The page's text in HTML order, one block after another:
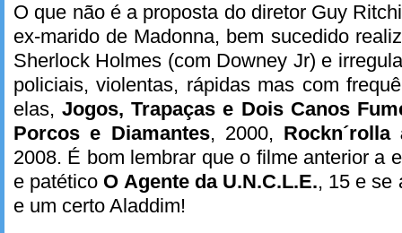
O que não é a proposta do diretor Guy
ex-marido de Madonna, bem sucedido
Sherlock Holmes (com Downey Jr) e
policiais, violentas, rápidas mas com
elas,Jogos, Trapaças e Dois Canos
Porcos e Diamantes, 2000,
2008. É bom lembrar que o filme anterior a
e patético O Agente da U.N.C.L.E., 15 e se
e um certo Aladdim!